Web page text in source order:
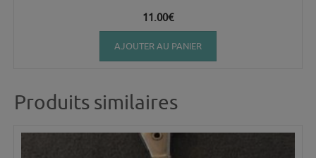
11.00€
AJOUTER AU PANIER
Produits similaires